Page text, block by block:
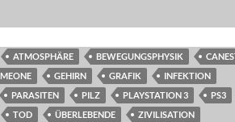
ATMOSPHÄRE BEWEGUNGSPHYSIK
GEHIRN GRAFIK
INFEKTION
PARASITEN
PILZ PLAYSTATION 3 PS3
TOD
ÜBERLEBENDE
ZIVILISATION